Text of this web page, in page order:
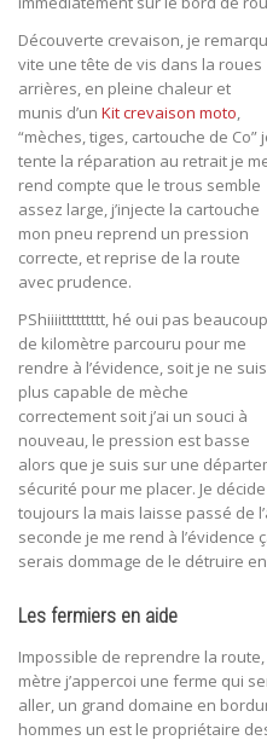
Découverte crevaison, je
vite une tête de vis dans la roues
arrières, en pleine chaleur et
munis d’un Kit crevaison moto,
“mèches, tiges, cartouche de Co”
tente la réparation au retrait je
rend compte que le trous semble
assez large, j’injecte la cartouche
mon pneu reprend un pression
correcte, et reprise de la route
avec prudence.
PShiiiittttttttt, hé oui pas beaucoup
de kilomètre parcouru pour me
rendre à l’évidence, soit je ne suis
plus capable de mèche
correctement soit j’ai un souci à
nouveau, le pression est basse
alors que je suis sur une
sécurité pour me placer. Je
toujours la mais laisse passé de
seconde je me rend à l’évidence
serais dommage de le détruire
Les fermiers en aide
Impossible de reprendre la
mètre j’appercoi une ferme qui
aller, un grand domaine en
hommes un est le propriétaire